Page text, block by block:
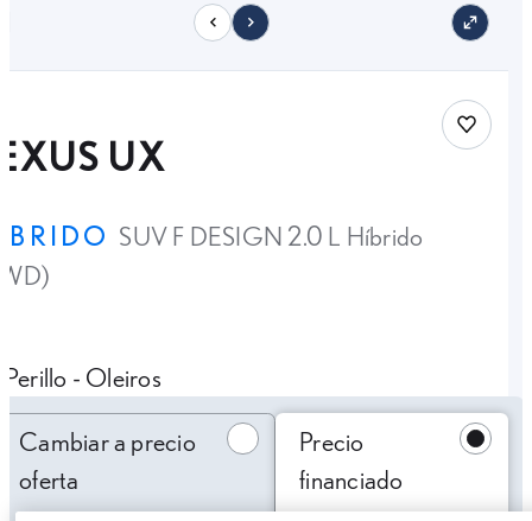
UX
SUV F DESIGN 2.0 L Híbrido
Save car
Perillo - Oleiros
Cambiar a precio
oferta
Precio
financiado